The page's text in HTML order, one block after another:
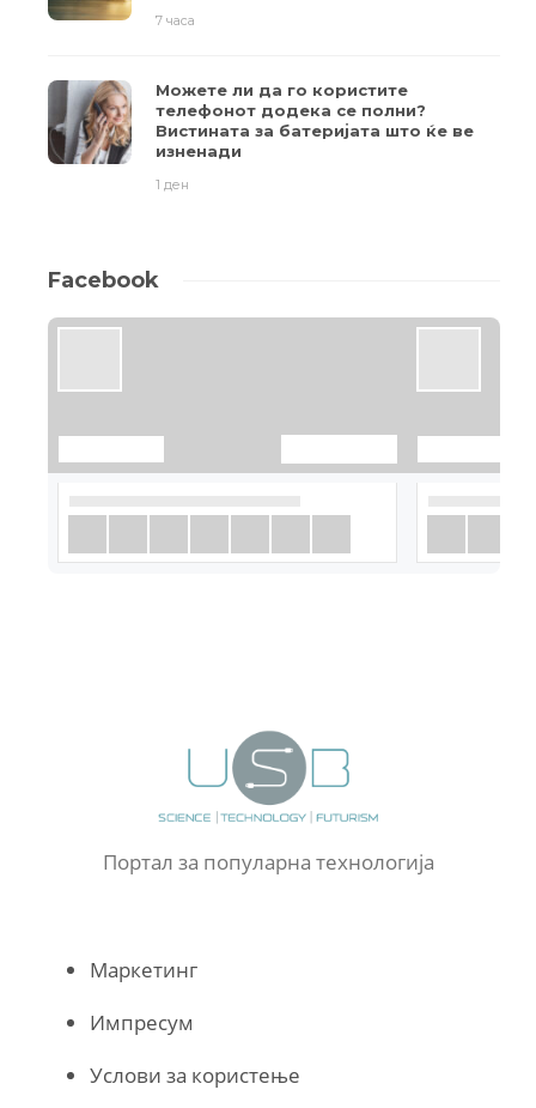
7 часа
Можете ли да го користите
телефонот додека се полни?
Вистината за батеријата што ќе ве
изненади
1 ден
Facebook
Портал за популарна технологија
Маркетинг
Импресум
Услови за користење